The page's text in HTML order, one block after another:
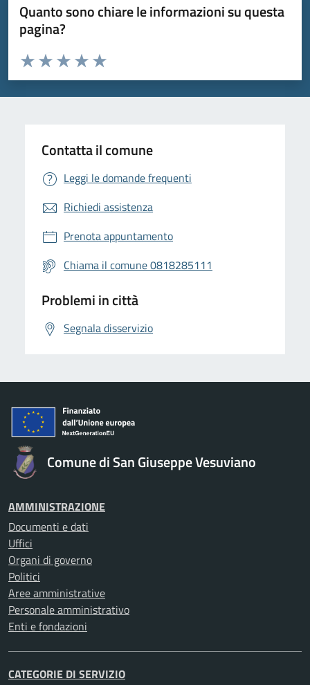
Quanto sono chiare le informazioni su questa
pagina?
Valuta da 1 a 5 stelle la pagina
Valuta 5 stelle su 5
Valuta 4 stelle su 5
Valuta 3 stelle su 5
Valuta 2 stelle su 5
Valuta 1 stelle su 5
Contatta il comune
Leggi le domande frequenti
Richiedi assistenza
Prenota appuntamento
Chiama il comune 0818285111
Problemi in città
Segnala disservizio
Comune di San Giuseppe Vesuviano
AMMINISTRAZIONE
Documenti e dati
Uffici
Organi di governo
Politici
Aree amministrative
Personale amministrativo
Enti e fondazioni
CATEGORIE DI SERVIZIO